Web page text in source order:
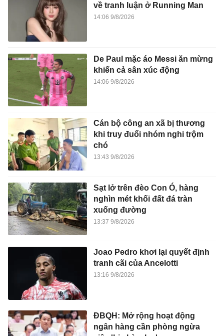
về tranh luận ở Running Man
14:06 9/8/2026
De Paul mặc áo Messi ăn mừng
khiến cả sân xúc động
14:06 9/8/2026
Cán bộ công an xã bị thương
khi truy đuổi nhóm nghi trộm
chó
13:43 9/8/2026
Sạt lở trên đèo Con Ó, hàng
nghìn mét khối đất đá tràn
xuống đường
13:37 9/8/2026
Joao Pedro khơi lại quyết định
tranh cãi của Ancelotti
13:16 9/8/2026
ĐBQH: Mở rộng hoạt động
ngân hàng cần phòng ngừa